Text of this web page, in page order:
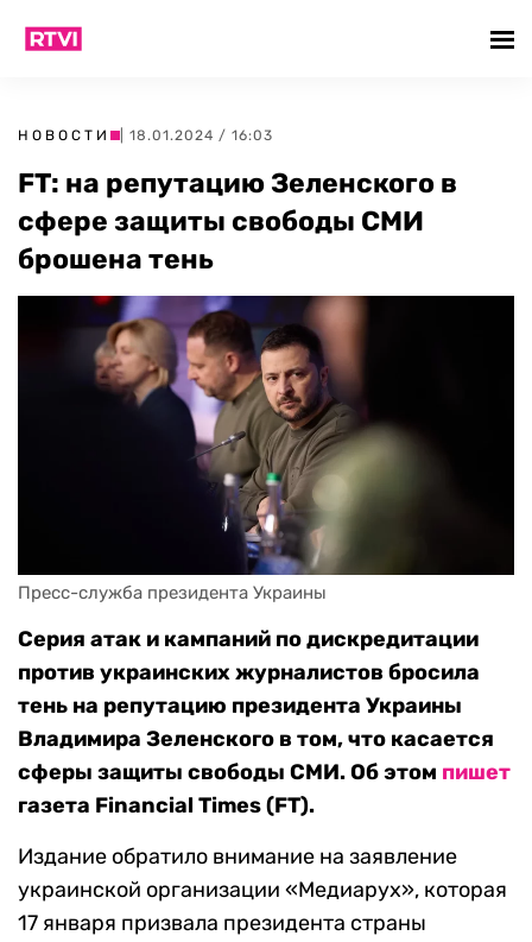
НОВОСТИ | 18.01.2024 / 16:03
FT: на репутацию Зеленского в
сфере защиты свободы СМИ
брошена тень
Пресс-служба президента Украины
Серия атак и кампаний по дискредитации
против украинских журналистов бросила
тень на репутацию президента Украины
Владимира Зеленского в том, что касается
сферы защиты свободы СМИ. Об этом пишет
газета Financial Times (FT).
Издание обратило внимание на заявление
украинской организации «Медиарух», которая
17 января призвала президента страны